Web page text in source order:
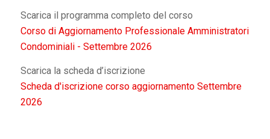
Scarica il programma completo del corso
Corso di Aggiornamento Professionale Amministratori
Condominiali - Settembre 2026
Scarica la scheda d’iscrizione
Scheda d'iscrizione corso aggiornamento Settembre
2026